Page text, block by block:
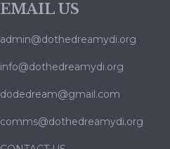
EMAIL US
admin@dothedreamydi.org
info@dothedreamydi.org
dodedream@gmail.com
comms@dothedreamydi.org